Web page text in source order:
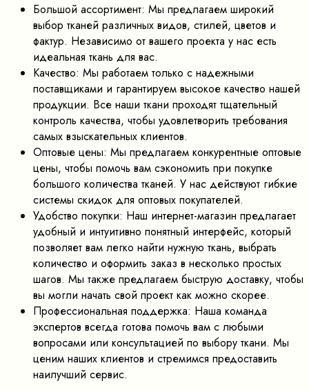
Большой ассортимент: Мы предлагаем широкий
выбор тканей различных видов, стилей, цветов и
фактур. Независимо от вашего проекта у нас есть
идеальная ткань для вас.
Качество: Мы работаем только с надежными
поставщиками и гарантируем высокое качество нашей
продукции. Все наши ткани проходят тщательный
контроль качества, чтобы удовлетворить требования
самых взыскательных клиентов.
Оптовые цены: Мы предлагаем конкурентные оптовые
цены, чтобы помочь вам сэкономить при покупке
большого количества тканей. У нас действуют гибкие
системы скидок для оптовых покупателей.
Удобство покупки: Наш интернет-магазин предлагает
удобный и интуитивно понятный интерфейс, который
позволяет вам легко найти нужную ткань, выбрать
количество и оформить заказ в несколько простых
шагов. Мы также предлагаем быструю доставку, чтобы
вы могли начать свой проект как можно скорее.
Профессиональная поддержка: Наша команда
экспертов всегда готова помочь вам с любыми
вопросами или консультацией по выбору ткани. Мы
ценим наших клиентов и стремимся предоставить
наилучший сервис.